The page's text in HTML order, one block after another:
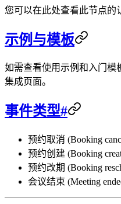
您可以在此处查看此节点的
示例与模板
如需查看使用示例和入门模
集成页面。
事件类型#
预约取消 (Booking
预约创建 (Booking
预约改期 (Booking
会议结束 (Meeting